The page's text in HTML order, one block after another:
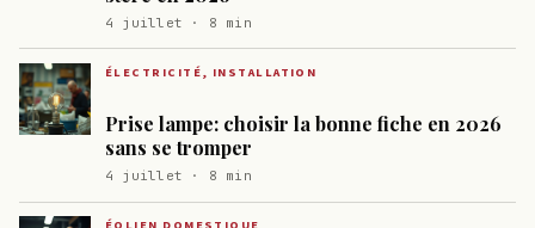
4 juillet · 8 min
ÉLECTRICITÉ, INSTALLATION
Prise lampe: choisir la bonne fiche en 2026
sans se tromper
4 juillet · 8 min